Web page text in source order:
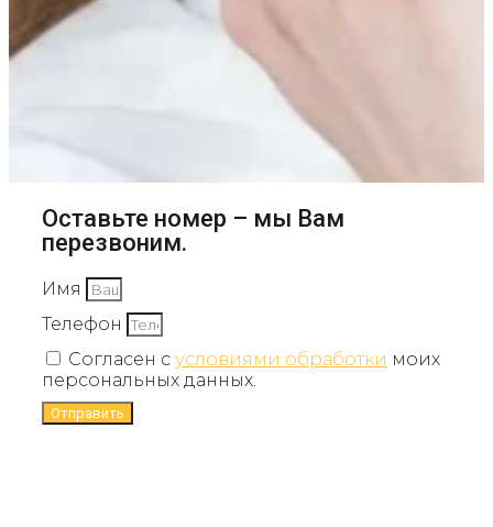
Оставьте номер – мы Вам
перезвоним.
Имя
Телефон
Согласен с условиями обработки моих
персональных данных.
Отправить